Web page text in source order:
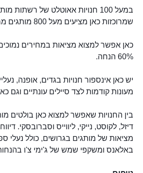
במעל 100 חנויות אאוטלט של רשתות
שמרוכזות כאן מציעים מעל 800 מותגים מרחבי העולם.
כאן אפשר למצוא מציאות במחירים
60% הנחה.
יש כאן אינספור חנויות בגדים, אופנה,
מעונות קודמות לצד סיילים עונתיים וגם
בין החנויות שאפשר למצוא כאן בולטים
דיזל, לקוסט, נייקי, ליווייס וסברובסקי.
מציאות של מותגים בגרושים, כולל נעלי
באלאנס ומשקפי שמש של ג'ימי צ'ו בהנחות